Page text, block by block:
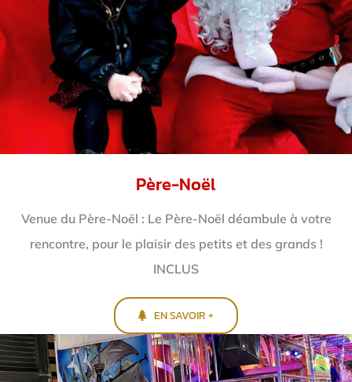
Père-Noël
Venue du Père-Noël : Le Père-Noël déambule à votre
rencontre, pour le plaisir des petits et des grands !
INCLUS
EN SAVOIR +